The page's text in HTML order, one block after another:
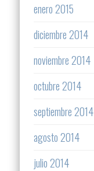
enero 2015
diciembre 2014
noviembre 2014
octubre 2014
septiembre 2014
agosto 2014
julio 2014